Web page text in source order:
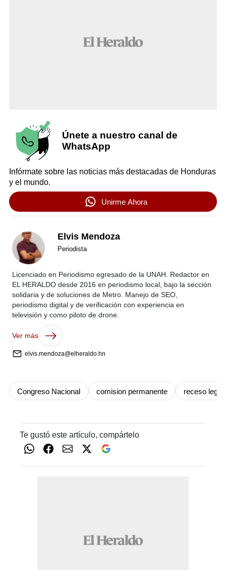
Únete a nuestro canal de
WhatsApp
Infórmate sobre las noticias más destacadas de Honduras
y el mundo.
Unirme Ahora
Elvis Mendoza
Periodista
Licenciado en Periodismo egresado de la UNAH. Redactor en
EL HERALDO desde 2016 en periodismo local, bajo la sección
solidaria y de soluciones de Metro. Manejo de SEO,
periodismo digital y de verificación con experiencia en
televisión y como piloto de drone.
Ver más
elvis.mendoza@elheraldo.hn
Congreso Nacional comision permanente receso
Te gustó este artículo, compártelo